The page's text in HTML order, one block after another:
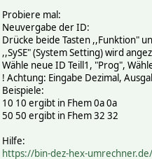
2022-11-07 14:52:16
2022-11-11
2022-11-11 07:40:58
2022-11-08
2022-03-25 11:00:58
2022-11-11 07:40:56
2021-12-22 11:45:15
2021-12-22 11:45:16
2021-12-22
2022-03-14 17:03:16
2022-03-14
Probiere mal:
Neuvergabe der ID:
Drücke beide Tasten ,,Funktion"
,,SySE" (System Setting) wird
Wähle neue ID Teill1, "Prog",
! Achtung: Eingabe Dezimal,
Beispiele:
10 10 ergibt in Fhem 0a 0a
50 50 ergibt in Fhem 32 32
Hilfe:
https://bin-dez-hex-umrechner.de/